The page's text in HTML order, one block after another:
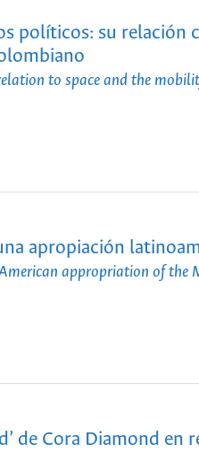
políticos: su relación
to space and the
apropiación
appropriation of the
de Cora Diamond en